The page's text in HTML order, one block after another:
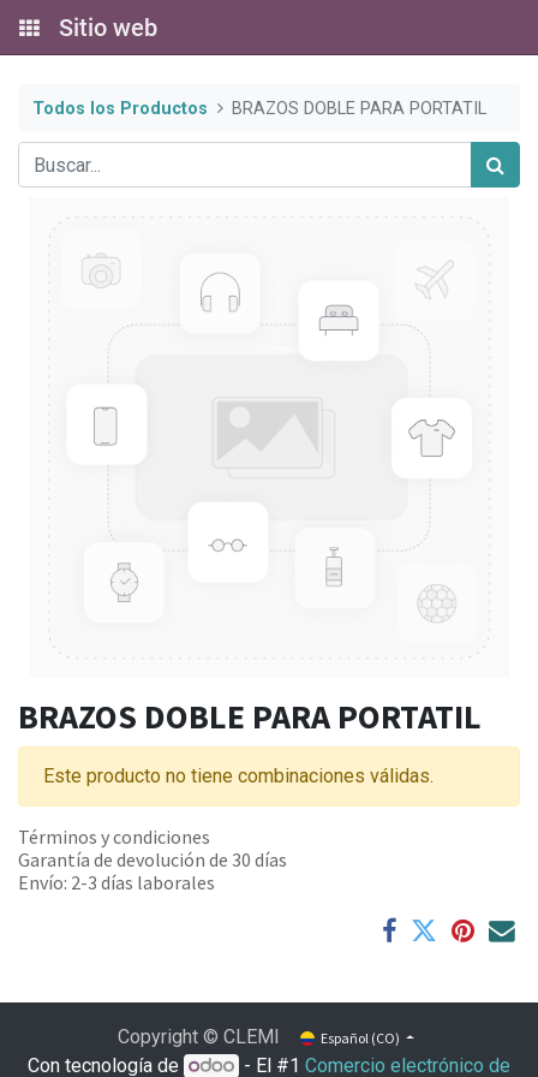
Sitio web
Todos los Productos BRAZOS DOBLE PARA PORTATIL
BRAZOS DOBLE PARA PORTATIL
Este producto no tiene combinaciones válidas.
Términos y condiciones
Garantía de devolución de 30 días
Envío: 2-3 días laborales
Copyright © CLEMI Español (CO)
Con tecnología de - El #1Comercio electrónico de